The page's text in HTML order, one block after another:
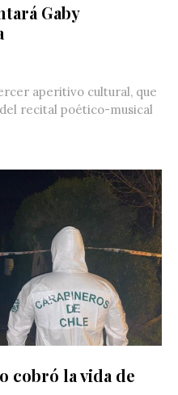
Gaby
aperitivo cultural, que
recital poético-musical
cobró la vida de